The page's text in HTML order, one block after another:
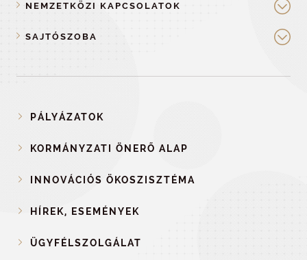
NEMZETKÖZI KAPCSOLATOK
SAJTÓSZOBA
PÁLYÁZATOK
KORMÁNYZATI ÖNERŐ ALAP
INNOVÁCIÓS ÖKOSZISZTÉMA
HÍREK, ESEMÉNYEK
ÜGYFÉLSZOLGÁLAT